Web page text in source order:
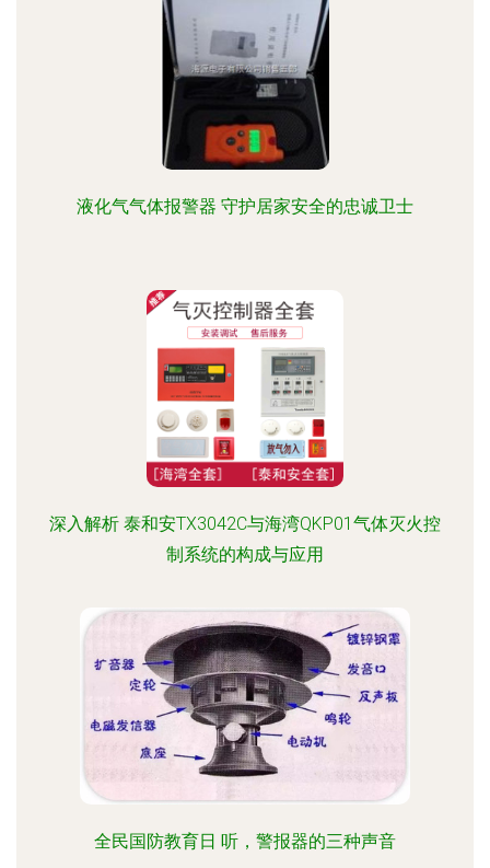
液化气气体报警器 守护居家安全的忠诚卫士
深入解析 泰和安TX3042C与海湾QKP01气体灭火控
制系统的构成与应用
全民国防教育日 听，警报器的三种声音